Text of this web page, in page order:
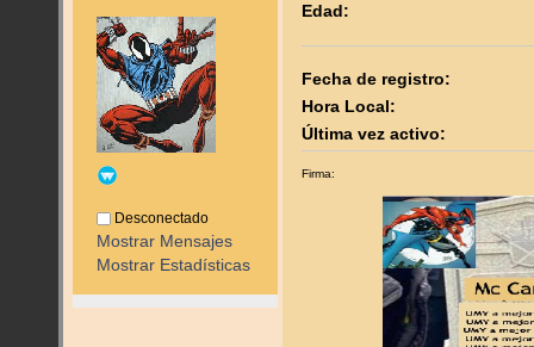
Desconectado
Mostrar Mensajes
Mostrar Estadísticas
Edad:
Fecha de registro:
Hora Local:
Última vez activo:
Firma: